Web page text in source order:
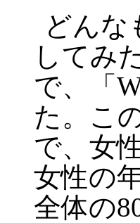
どんな
してみ
で、「
た。こ
で、女
女性の
全体の